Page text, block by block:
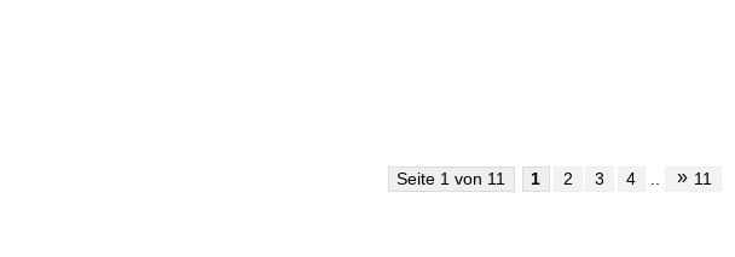
Seite 1 von 11 1 2 3 4 » 11